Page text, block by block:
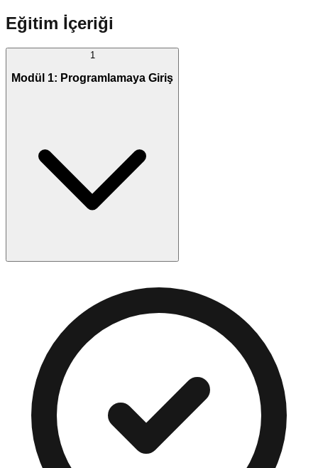
Eğitim İçeriği
1
Modül 1: Programlamaya Giriş